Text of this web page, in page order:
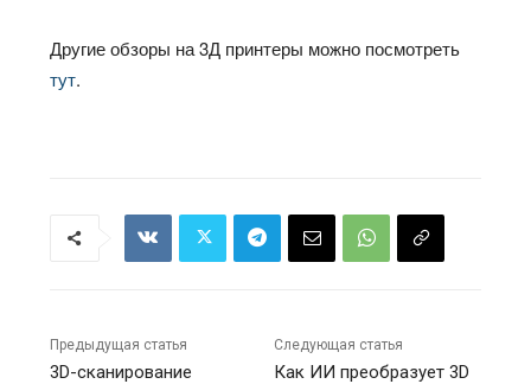
Другие обзоры на 3Д принтеры можно посмотреть
тут.
Предыдущая статья
3D-сканирование
Следующая статья
Как ИИ преобразует 3D